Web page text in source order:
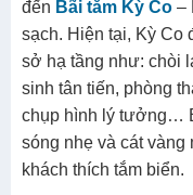
đến Bãi tắm Kỳ Co –
sạch. Hiện tại, Kỳ Co
sở hạ tầng như: chòi
sinh tân tiến, phòng
chụp hình lý tưởng…
sóng nhẹ và cát vàng
khách thích tắm biển.